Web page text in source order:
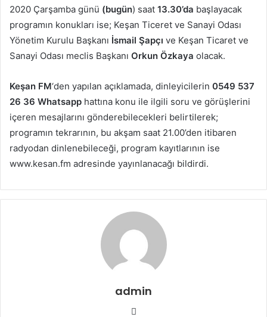
2020 Çarşamba günü (bugün) saat 13.30’da başlayacak
programın konukları ise; Keşan Ticeret ve Sanayi Odası
Yönetim Kurulu Başkanı İsmail Şapçı ve Keşan Ticaret ve
Sanayi Odası meclis Başkanı Orkun Özkaya olacak.
Keşan FM‘den yapılan açıklamada, dinleyicilerin 0549 537
26 36 Whatsapp hattına konu ile ilgili soru ve görüşlerini
içeren mesajlarını gönderebilecekleri belirtilerek;
programın tekrarının, bu akşam saat 21.00’den itibaren
radyodan dinlenebileceği, program kayıtlarının ise
www.kesan.fm adresinde yayınlanacağı bildirdi.
admin
Web